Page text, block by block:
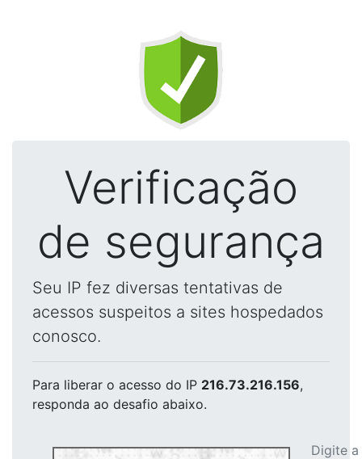
Verificação
de segurança
Seu IP fez diversas tentativas de
acessos suspeitos a sites hospedados
conosco.
Para liberar o acesso do IP 216.73.216.156,
responda ao desafio abaixo.
Digite